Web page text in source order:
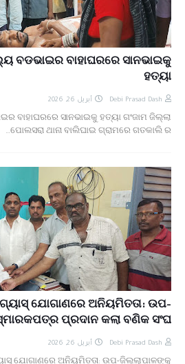
ବଡଭାଇର ବାହାଘରରେ ସାନଭାଇକୁ
ହତ୍ୟା
Debi Prasad Dash أبريل 26, 2026
ବାହାଘରରେ ସାନଭାଇକୁ ହତ୍ୟା ଗଂଜାମ ଜିଲ୍ଲା
ପୋଲସରା ଥାନା ବାଲିଘାଇ ଗ୍ରାମରେ ଗତକାଲି ର…
ଯୋଗାଣରେ ଅନିୟମିତତା: ଉପ-
ପ୍ରଦାନ କଲା ବଣିକ ସଂଘ#
Debi Prasad Dash أبريل 26, 2026
ଯୋଗାଣରେ ଅନିୟମିତତା: ଉପ-ଜିଲ୍ଲାପାଳଙ୍କୁ